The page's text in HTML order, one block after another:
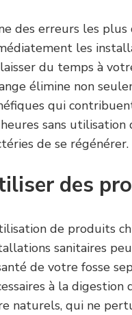
des erreurs les
les
du temps à
élimine non
qui
sans
de se régénérer.
des
de produits
sanitaires
de votre fosse
à la
naturels, qui ne